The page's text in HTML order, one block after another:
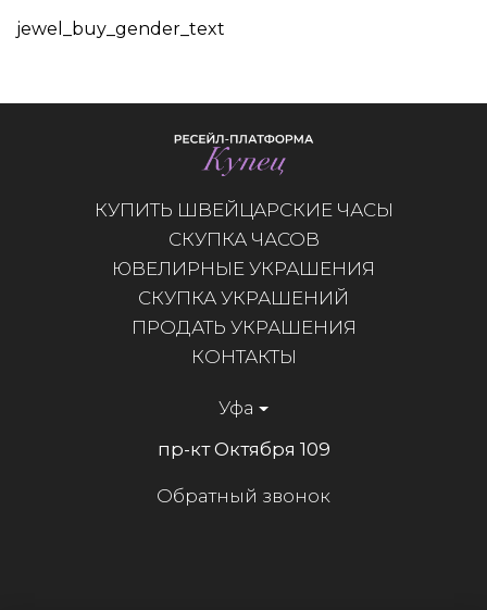
jewel_buy_gender_text
КУПИТЬ ШВЕЙЦАРСКИЕ ЧАСЫ
СКУПКА ЧАСОВ
ЮВЕЛИРНЫЕ УКРАШЕНИЯ
СКУПКА УКРАШЕНИЙ
ПРОДАТЬ УКРАШЕНИЯ
КОНТАКТЫ
Уфа
пр-кт Октября 109
Обратный звонок